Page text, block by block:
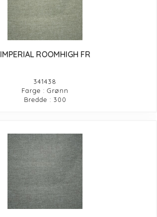
IMPERIAL ROOMHIGH FR
341438
Farge : Grønn
Bredde : 300